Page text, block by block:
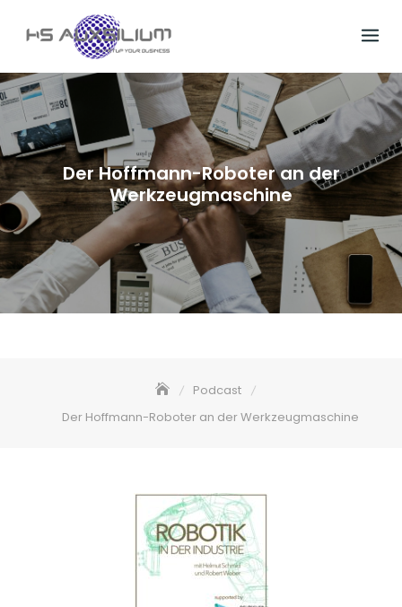
Der Hoffmann-Roboter an der
Werkzeugmaschine
Podcast
Der Hoffmann-Roboter an der Werkzeugmaschine